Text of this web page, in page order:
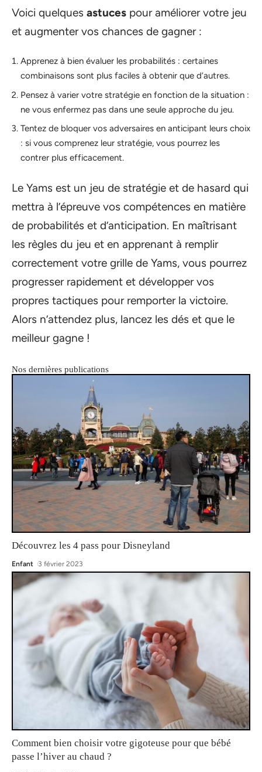
Voici quelques astuces pour améliorer votre jeu
et augmenter vos chances de gagner :
Apprenez à bien évaluer les probabilités : certaines
combinaisons sont plus faciles à obtenir que d’autres.
Pensez à varier votre stratégie en fonction de la situation :
ne vous enfermez pas dans une seule approche du jeu.
Tentez de bloquer vos adversaires en anticipant leurs choix
: si vous comprenez leur stratégie, vous pourrez les
contrer plus efficacement.
Le Yams est un jeu de stratégie et de hasard qui
mettra à l’épreuve vos compétences en matière
de probabilités et d’anticipation. En maîtrisant
les règles du jeu et en apprenant à remplir
correctement votre grille de Yams, vous pourrez
progresser rapidement et développer vos
propres tactiques pour remporter la victoire.
Alors n’attendez plus, lancez les dés et que le
meilleur gagne !
Nos dernières publications
Découvrez les 4 pass pour Disneyland
Enfant 3 février 2023
Comment bien choisir votre gigoteuse pour que bébé
passe l’hiver au chaud ?